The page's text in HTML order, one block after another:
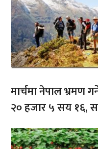
मार्चमा नेपाल भ्रमण
२० हजार ५ सय १६,
भारतबाट